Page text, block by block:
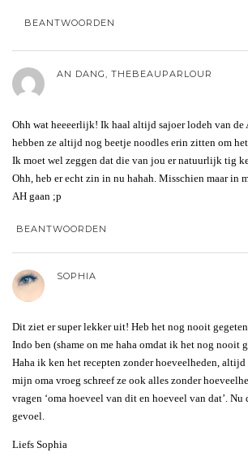
BEANTWOORDEN
AN DANG, THEBEAUPARLOUR
Ohh wat heeeerlijk! Ik haal altijd sajoer lodeh van de
hebben ze altijd nog beetje noodles erin zitten om
Ik moet wel zeggen dat die van jou er natuurlijk tig
Ohh, heb er echt zin in nu hahah. Misschien maar in
AH gaan ;p
BEANTWOORDEN
SOPHIA
Dit ziet er super lekker uit! Heb het nog nooit
Indo ben (shame on me haha omdat ik het nog nooit
Haha ik ken het recepten zonder hoeveelheden, altijd
mijn oma vroeg schreef ze ook alles zonder
vragen ‘oma hoeveel van dit en hoeveel van dat’.
gevoel.
Liefs Sophia